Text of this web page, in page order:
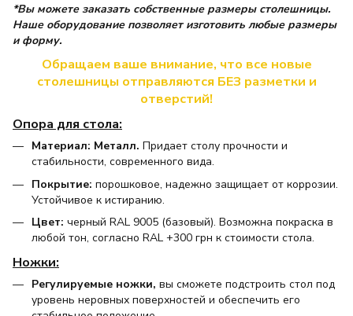
*Вы можете заказать собственные размеры столешницы.
Наше оборудование позволяет изготовить любые размеры
и форму.
Обращаем ваше внимание, что все новые
столешницы отправляются БЕЗ разметки и
отверстий!
Опора для стола:
Материал: Металл. Придает столу прочности и
стабильности, современного вида.
Покрытие: порошковое, надежно защищает от коррозии.
Устойчивое к истиранию.
Цвет: черный RAL 9005 (базовый). Возможна покраска в
любой тон, согласно RAL +300 грн к стоимости стола.
Ножки:
Регулируемые ножки, вы сможете подстроить стол под
уровень неровных поверхностей и обеспечить его